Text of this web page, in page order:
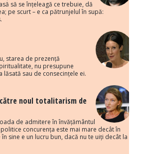
să se înțeleagă ce trebuie, dă
pe scurt – e ca pătrunjelul în supă:
starea de prezență
nu presupune
sau de consecințele ei.
către noul totalitarism de
de admitere în învățământul
concurența este mai mare decât în
sine e un lucru bun, dacă nu te uiți decât la